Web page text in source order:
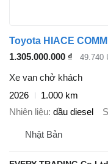
Toyota HIACE
1.305.000.000 ₫
49.740
Xe van chở khách
2026
1.000 km
Nhiên liệu dầu diesel
Nhật Bản